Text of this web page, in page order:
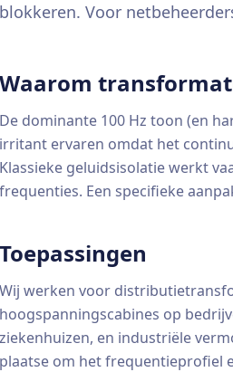
blokkeren. Voor
Waarom
De dominante 100 Hz toon (en
irritant ervaren omdat het
Klassieke geluidsisolatie werkt
frequenties. Een specifieke
Toepassingen
Wij werken voor
hoogspanningscabines op
ziekenhuizen, en industriële
plaatse om het frequentieprofiel